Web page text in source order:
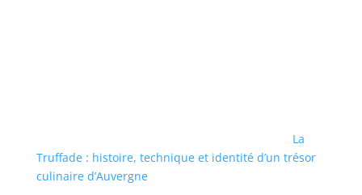
La
Truffade : histoire, technique et identité d’un trésor
culinaire d’Auvergne